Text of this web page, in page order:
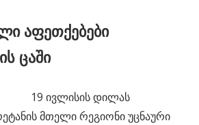
აფეთქებები
ცაში
19 ივლისის დილას
მთელი რეგიონი უცნაური